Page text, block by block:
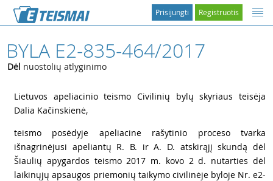
Registruotis
Prisijungti
BYLA E2-835-464/2017
Dėl nuostolių atlyginimo
Lietuvos apeliacinio teismo Civilinių bylų skyriaus teisėja
Dalia Kačinskienė,
teismo posėdyje apeliacine rašytinio proceso tvarka
išnagrinėjusi apeliantų R. B. irA. D. atskirąjį skundą dėl
Šiaulių apygardos teismo 2017 m. kovo 2 d. nutarties dėl
laikinųjų apsaugos priemonių taikymo civilinėje byloje Nr. e2-